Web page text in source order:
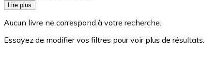
Lire plus
Aucun livre ne correspond à votre recherche.
Essayez de modifier vos filtres pour voir plus de résultats.